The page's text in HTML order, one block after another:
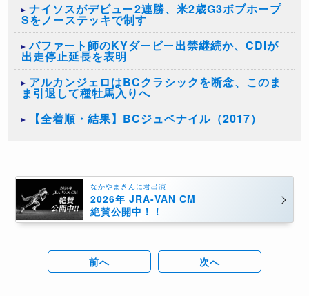
ナイソスがデビュー2連勝、米2歳G3ボブホープ
Sをノーステッキで制す
バファート師のKYダービー出禁継続か、CDIが
出走停止延長を表明
アルカンジェロはBCクラシックを断念、このま
ま引退して種牡馬入りへ
【全着順・結果】BCジュベナイル（2017）
なかやまきんに君出演
2026年 JRA-VAN CM
絶賛公開中！！
前へ 次へ